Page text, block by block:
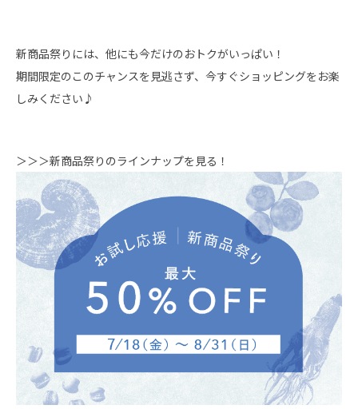
新商品祭りには、他にも今だけのおトクがいっぱい！
期間限定のこのチャンスを見逃さず、今すぐショッピングをお楽
しみください♪
＞＞＞新商品祭りのラインナップを見る！